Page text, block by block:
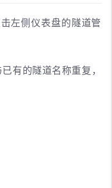
左侧仪表盘的隧道管
有的隧道名称重复，